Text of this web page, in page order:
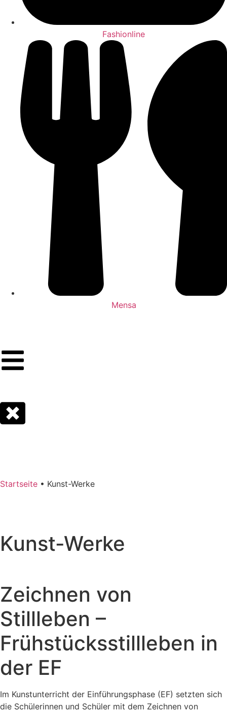
Fashionline
Mensa
Startseite • Kunst-Werke
Kunst-Werke
Zeichnen von
Stillleben –
Frühstücksstillleben in
der EF
Im Kunstunterricht der Einführungsphase (EF) setzten sich
die Schülerinnen und Schüler mit dem Zeichnen von